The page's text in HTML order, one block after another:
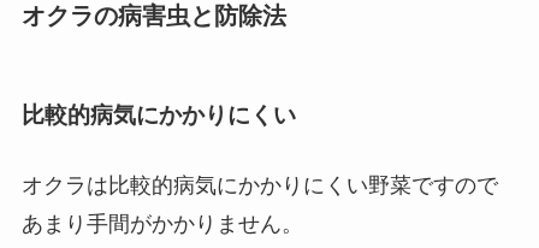
オクラの病害虫と防除法
比較的病気にかかりにくい
オクラは比較的病気にかかりにくい野菜ですので
あまり手間がかかりません。